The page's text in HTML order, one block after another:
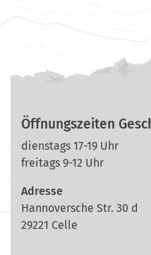
Öffnungszeiten
dienstags 17-19 Uhr
freitags 9-12 Uhr
Adresse
Hannoversche Str. 30 d
29221 Celle